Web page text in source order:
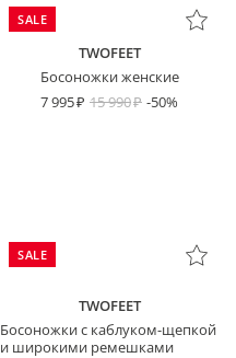
SALE
TWOFEET
Босоножки женские
7 995
15 990 -50%
SALE
TWOFEET
Босоножки с каблуком-щепкой
и широкими ремешками